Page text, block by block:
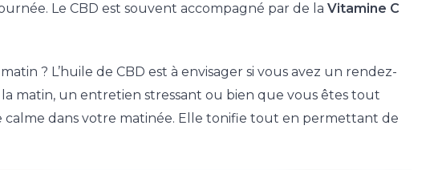
Le CBD est souvent accompagné par de la Vitamine C
? L’huile de CBD est à envisager si vous avez un rendez-
matin, un entretien stressant ou bien que vous êtes tout
calme dans votre matinée. Elle tonifie tout en permettant de